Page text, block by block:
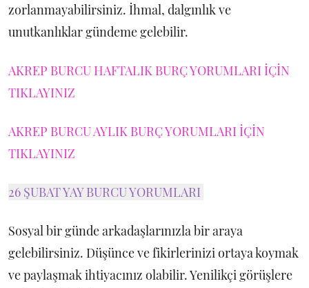
zorlanmayabilirsiniz. İhmal, dalgınlık ve
unutkanlıklar gündeme gelebilir.
AKREP BURCU HAFTALIK BURÇ YORUMLARI İÇİN
TIKLAYINIZ
AKREP BURCU AYLIK BURÇ YORUMLARI İÇİN
TIKLAYINIZ
26 ŞUBAT YAY BURCU YORUMLARI
Sosyal bir günde arkadaşlarınızla bir araya
gelebilirsiniz. Düşünce ve fikirlerinizi ortaya koymak
ve paylaşmak ihtiyacınız olabilir. Yenilikçi görüşlere